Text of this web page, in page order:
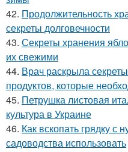
42. Продолжительность
секреты долговечности
43. Секреты хранения
их свежими
44. Врач раскрыла
продуктов, которые
45. Петрушка листовая
культура в Украине
46. Как вскопать грядку с
садоводства использовать